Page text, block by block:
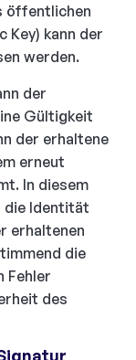
öffentlichen
Key) kann der
werden.
der
Gültigkeit
der erhaltene
erneut
In diesem
die Identität
erhaltenen
die
Fehler
des